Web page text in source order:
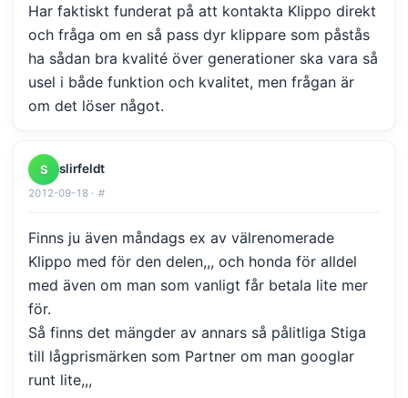
Har faktiskt funderat på att kontakta Klippo direkt
och fråga om en så pass dyr klippare som påstås
ha sådan bra kvalité över generationer ska vara så
usel i både funktion och kvalitet, men frågan är
om det löser något.
S slirfeldt
2012-09-18 · #
Finns ju även måndags ex av välrenomerade
Klippo med för den delen,,, och honda för alldel
med även om man som vanligt får betala lite mer
för.
Så finns det mängder av annars så pålitliga Stiga
till lågprismärken som Partner om man googlar
runt lite,,,